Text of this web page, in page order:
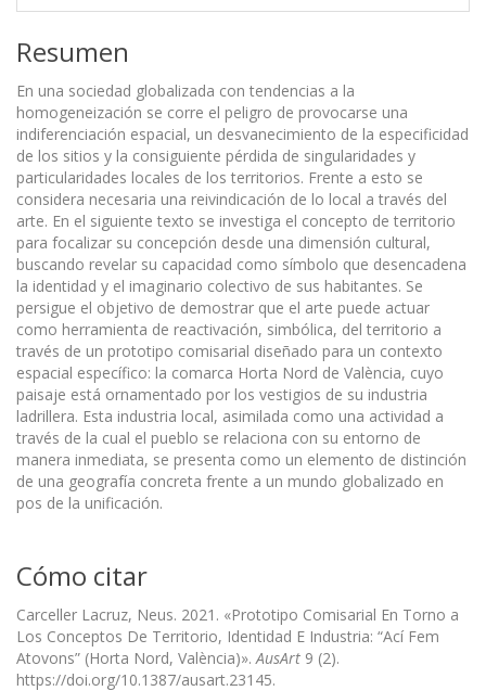
Resumen
En una sociedad globalizada con tendencias a la
homogeneización se corre el peligro de provocarse una
indiferenciación espacial, un desvanecimiento de la especificidad
de los sitios y la consiguiente pérdida de singularidades y
particularidades locales de los territorios. Frente a esto se
considera necesaria una reivindicación de lo local a través del
arte. En el siguiente texto se investiga el concepto de territorio
para focalizar su concepción desde una dimensión cultural,
buscando revelar su capacidad como símbolo que desencadena
la identidad y el imaginario colectivo de sus habitantes. Se
persigue el objetivo de demostrar que el arte puede actuar
como herramienta de reactivación, simbólica, del territorio a
través de un prototipo comisarial diseñado para un contexto
espacial específico: la comarca Horta Nord de València, cuyo
paisaje está ornamentado por los vestigios de su industria
ladrillera. Esta industria local, asimilada como una actividad a
través de la cual el pueblo se relaciona con su entorno de
manera inmediata, se presenta como un elemento de distinción
de una geografía concreta frente a un mundo globalizado en
pos de la unificación.
Cómo citar
Carceller Lacruz, Neus. 2021. «Prototipo Comisarial En Torno a
Los Conceptos De Territorio, Identidad E Industria: “Ací Fem
Atovons” (Horta Nord, València)». AusArt 9 (2).
https://doi.org/10.1387/ausart.23145.